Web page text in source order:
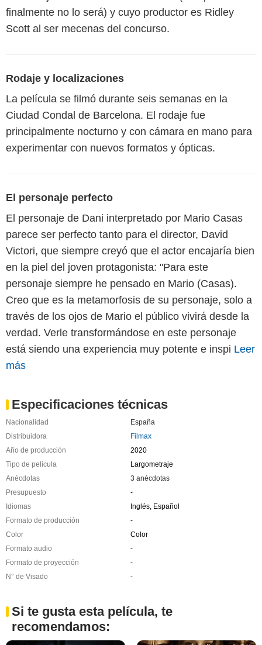
finalmente no lo será) y cuyo productor es Ridley
Scott al ser mecenas del concurso.
Rodaje y localizaciones
La película se filmó durante seis semanas en la
Ciudad Condal de Barcelona. El rodaje fue
principalmente nocturno y con cámara en mano para
experimentar con nuevos formatos y ópticas.
El personaje perfecto
El personaje de Dani interpretado por Mario Casas
parece ser perfecto tanto para el director, David
Victori, que siempre creyó que el actor encajaría bien
en la piel del joven protagonista: "Para este
personaje siempre he pensado en Mario (Casas).
Creo que es la metamorfosis de su personaje, solo a
través de los ojos de Mario el público vivirá desde la
verdad. Verle transformándose en este personaje
está siendo una experiencia muy potente e inspi Leer
más
Especificaciones técnicas
Nacionalidad
España
Distribuidora
Filmax
Año de producción
2020
Tipo de película
Largometraje
Anécdotas
3 anécdotas
Presupuesto
-
Idiomas
Inglés, Español
Formato de producción
-
Color
Color
Formato audio
-
Formato de proyección
-
N° de Visado
-
Si te gusta esta película, te
recomendamos: